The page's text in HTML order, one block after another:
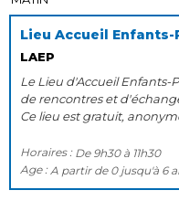
Lieu Accueil Enfants-
LAEP
Le Lieu d'Accueil Enfants-
de rencontres et
Ce lieu est gratuit,
Horaires : De 9h30 à 11h30
Age : A partir de 0 jusqu'à 6